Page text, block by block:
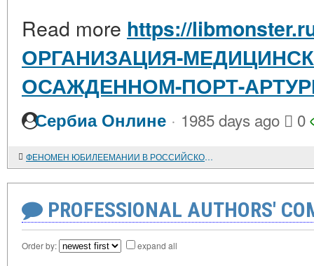
Read more https://
ОРГАНИЗАЦИЯ-
ОСАЖДЕННОМ-ПОРТ-
Сербиа Онлине · 1985 days ago 0
ФЕНОМЕН ЮБИЛЕЕМАНИИ В РОССИЙСКОЙ ОБЩЕСТВЕННОЙ ЖИЗНИ КОНЦА XIX - НАЧАЛА XX ВЕКА
PROFESSIONAL AUTHORS'
Order by: expand all